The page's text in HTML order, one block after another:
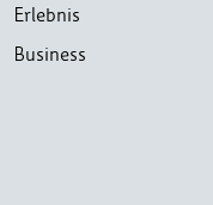
Erlebnis
Business